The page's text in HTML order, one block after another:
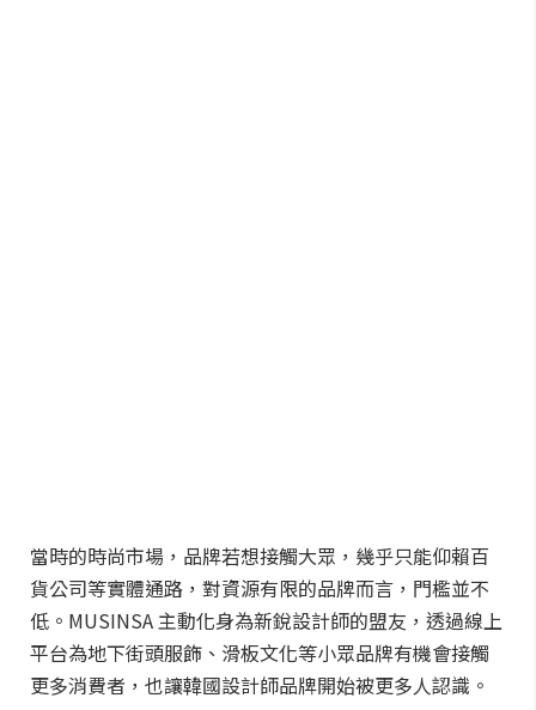
當時的時尚市場，品牌若想接觸大眾，幾乎只能仰賴百
貨公司等實體通路，對資源有限的品牌而言，門檻並不
低。MUSINSA 主動化身為新銳設計師的盟友，透過線上
平台為地下街頭服飾、滑板文化等小眾品牌有機會接觸
更多消費者，也讓韓國設計師品牌開始被更多人認識。